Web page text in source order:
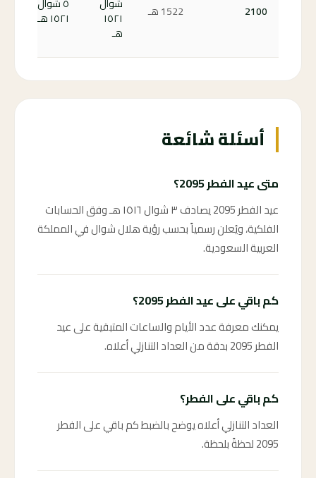
2100 1522 هـ
١٥٢١
هـ
١٥٢١ هـ
أسئلة شائعة
متى عيد الفطر 2095؟
عيد الفطر 2095 يصادف ٣ شوال ١٥١٦ هـ وفق الحسابات
الفلكية، ويُعلن رسمياً بحسب رؤية هلال شوال في المملكة
العربية السعودية.
كم باقي على عيد الفطر 2095؟
يمكنك معرفة عدد الأيام والساعات المتبقية على عيد
الفطر 2095 بدقة من العداد التنازلي أعلاه.
كم باقي على الفطر؟
العداد التنازلي أعلاه يوضح بالضبط كم باقي على الفطر
2095 لحظةً بلحظة.